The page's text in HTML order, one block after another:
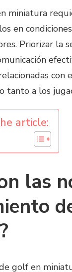
miniatura
en
Priorizar la
tanto a los
article:
las
golf en